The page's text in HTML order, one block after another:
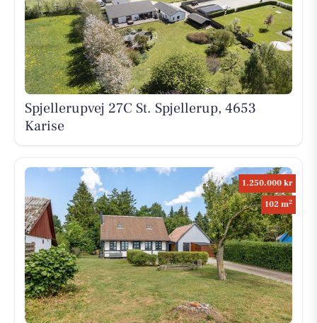
Spjellerupvej 27C St. Spjellerup, 4653
Karise
1.250.000 kr
102 m2